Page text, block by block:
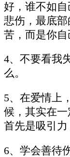
好，谁不如
悲伤，最底
苦，而是你自
4、不要看我
么。
5、在爱情上
候，其实在一
首先是吸引力
6、学会善待